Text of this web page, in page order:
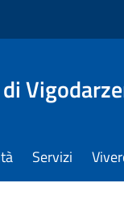
Servizi